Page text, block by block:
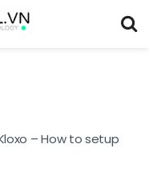
– How to setup